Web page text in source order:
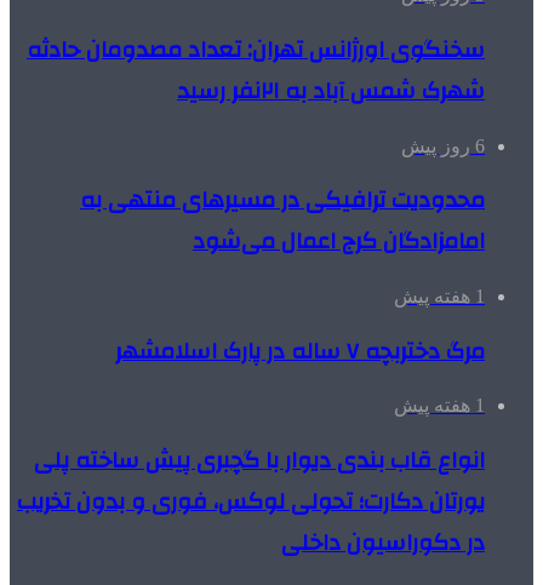
سخنگوی اورژانس تهران: تعداد مصدومان حادثه
شهرک شمس آباد به ۲۱نفر رسید
6 روز پیش
محدودیت ترافیکی در مسیرهای منتهی به
امامزادگان کرج اعمال می‌شود
1 هفته پیش
مرگ دختربچه ۷ ساله در پارک اسلامشهر
1 هفته پیش
انواع قاب بندی دیوار با گچبری پیش ساخته پلی
یورتان دکارت؛ تحولی لوکس، فوری و بدون تخریب
در دکوراسیون داخلی